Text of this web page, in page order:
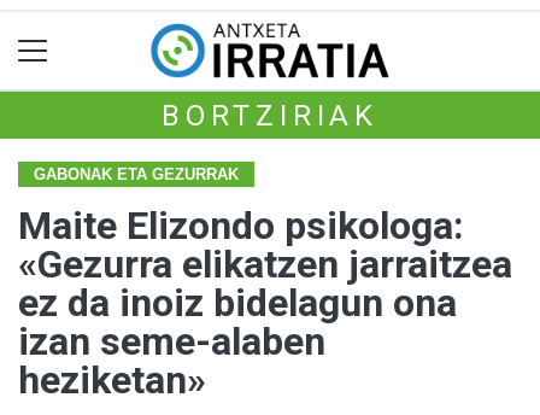
BORTZIRIAK
GABONAK ETA GEZURRAK
Maite Elizondo psikologa:
«Gezurra elikatzen jarraitzea
ez da inoiz bidelagun ona
izan seme-alaben
heziketan»